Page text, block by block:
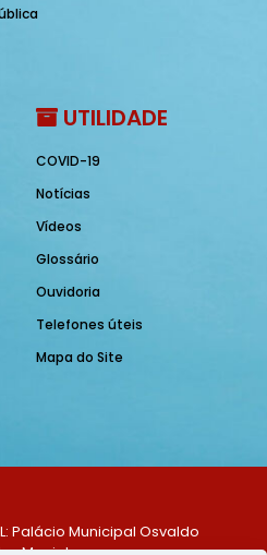
UTILIDADE
COVID-19
Notícias
Vídeos
Glossário
Ouvidoria
Telefones úteis
Mapa do Site
Palácio Municipal Osvaldo